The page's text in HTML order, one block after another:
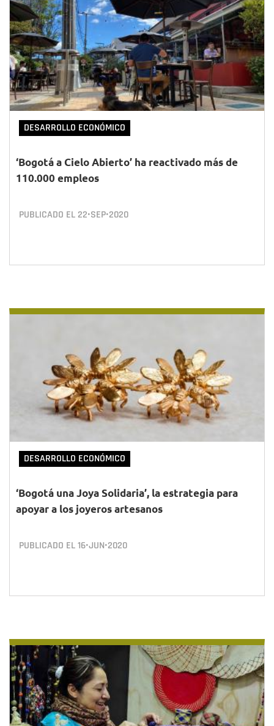
DESARROLLO ECONÓMICO
‘Bogotá a Cielo Abierto’ ha reactivado más de
110.000 empleos
PUBLICADO EL 22•SEP•2020
DESARROLLO ECONÓMICO
‘Bogotá una Joya Solidaria’, la estrategia para
apoyar a los joyeros artesanos
PUBLICADO EL16•JUN•2020